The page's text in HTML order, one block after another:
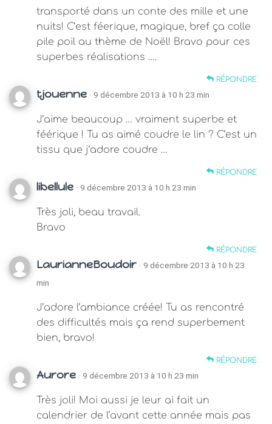
transporté dans un conte des mille et une
nuits! C’est féerique, magique, bref ça colle
pile poil au thème de Noël! Bravo pour ces
superbes réalisations ….
RÉPONDRE
tjouenne · 9 décembre 2013 à 10 h 23 min
J’aime beaucoup … vraiment superbe et
féérique ! Tu as aimé coudre le lin ? C’est un
tissu que j’adore coudre …
RÉPONDRE
libellule · 9 décembre 2013 à 10 h 23 min
Très joli, beau travail.
Bravo
RÉPONDRE
LaurianneBoudoir · 9 décembre 2013 à 10 h 23
min
J’adore l’ambiance créée! Tu as rencontré
des difficultés mais ça rend superbement
bien, bravo!
RÉPONDRE
Aurore · 9 décembre 2013 à 10 h 23 min
Très joli! Moi aussi je leur ai fait un
calendrier de l’avant cette année mais pas